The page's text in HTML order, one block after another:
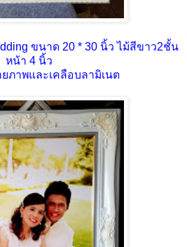
ขนาด 20 * 30 นิ้ว ไม้สีขาว2ชั้น
หน้า 4 นิ้ว
ภาพและเคลือบลามิเนต